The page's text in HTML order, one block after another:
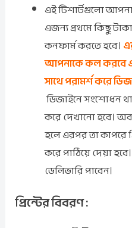
এই টিশার্টগুলো
এজন্য প্রথমে কিছু
কনফার্ম করতে হবে।
আপনাকে কল করবে
সাথে পরামর্শ করে
ডিজাইনে সংশোধন
করে দেখানো হবে।
হলে এরপর তা কাপরে
করে পাঠিয়ে দেয়া
ডেলিভারি পাবেন।
প্রিন্টের বিবরণ :